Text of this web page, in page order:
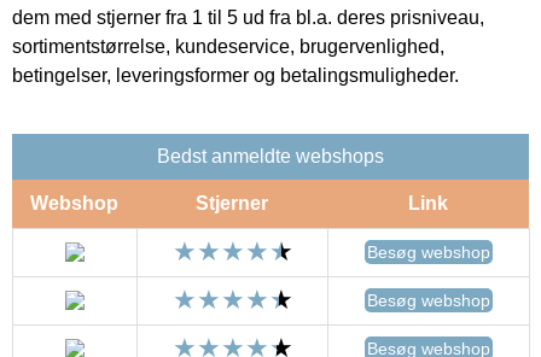
dem med stjerner fra 1 til 5 ud fra bl.a. deres prisniveau,
sortimentstørrelse, kundeservice, brugervenlighed,
betingelser, leveringsformer og betalingsmuligheder.
Bedst anmeldte webshops
Webshop Stjerner Link
Besøg webshop
Besøg webshop
Besøg webshop